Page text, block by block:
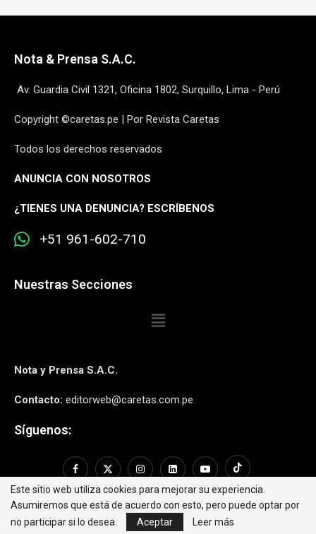
Nota & Prensa S.A.C.
Av. Guardia Civil 1321, Oficina 1802, Surquillo, Lima - Perú
Copyright ©caretas.pe | Por Revista Caretas
Todos los derechos reservados
ANUNCIA CON NOSOTROS
¿TIENES UNA DENUNCIA? ESCRÍBENOS
+51 961-602-710
Nuestras Secciones
Nota y Prensa S.A.C.
Contacto: editorweb@caretas.com.pe
Síguenos:
Este sitio web utiliza cookies para mejorar su experiencia.
Asumiremos que está de acuerdo con esto, pero puede optar por
no participar si lo desea.
Aceptar Leer más